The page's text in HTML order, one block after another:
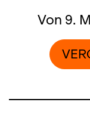
Von 9.